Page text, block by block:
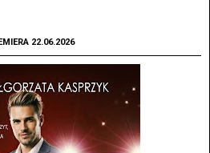
22.06.2026